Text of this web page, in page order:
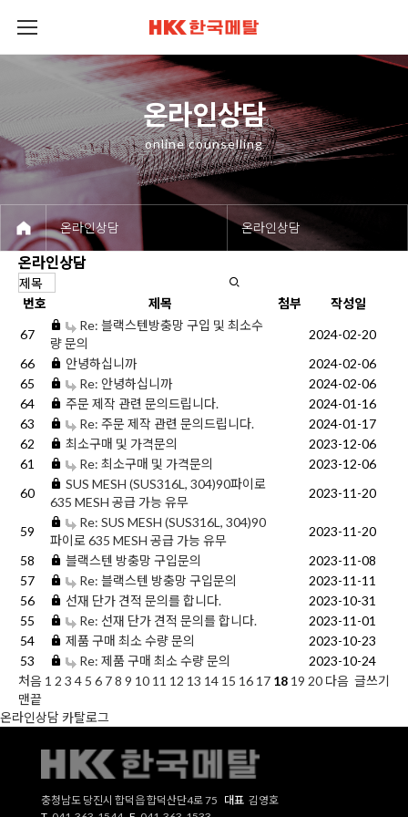
회사소개
제품소개
제품정보
공정 및 설비
고객센터
온라인상담
online counselling
온라인상담 온라인상담
온라인상담
번호 제목 첨부
작성일
67
Re: 블랙스텐방충망 구입 및 최소수
량 문의
2024-02-20
66
안녕하십니까
2024-02-06
65
Re: 안녕하십니까
2024-02-06
64
주문 제작 관련 문의드립니다.
2024-01-16
63
Re: 주문 제작 관련 문의드립니다.
2024-01-17
62
최소구매 및 가격문의
2023-12-06
61
Re: 최소구매 및 가격문의
2023-12-06
60
SUS MESH (SUS316L, 304)90파이로
635 MESH 공급 가능 유무
2023-11-20
59
Re: SUS MESH (SUS316L, 304)90
파이로 635 MESH 공급 가능 유무
2023-11-20
58
블랙스텐 방충망 구입문의
2023-11-08
57
Re: 블랙스텐 방충망 구입문의
2023-11-11
56
선재 단가 견적 문의를 합니다.
2023-10-31
55
Re: 선재 단가 견적 문의를 합니다.
2023-11-01
54
제품 구매 최소 수량 문의
2023-10-23
53
Re: 제품 구매 최소 수량 문의
2023-10-24
글쓰기
처음 1 2 3 4 5 6 78 9 10 11 12 13 14 15 16 17 18 19 20 다음
맨끝
온라인상담 카탈로그
충청남도 당진시 합덕읍 합덕산단4로 75 대표 김영호